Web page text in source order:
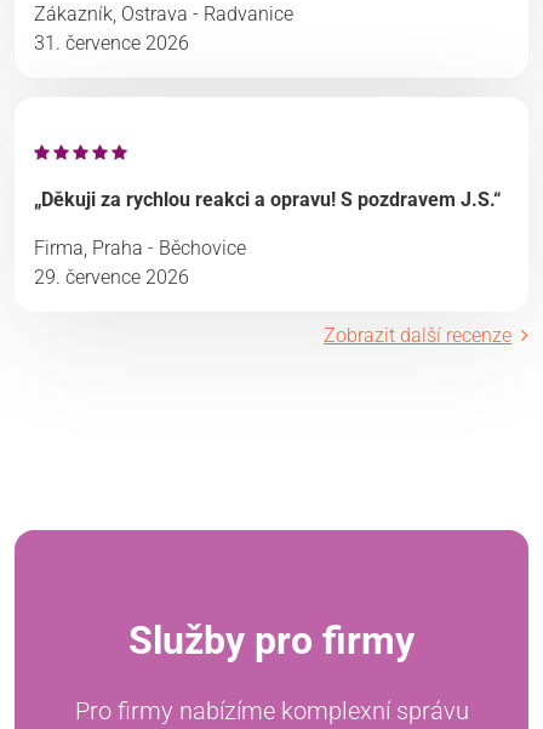
Zákazník, Ostrava - Radvanice
31. července 2026
„Děkuji za rychlou reakci a opravu! S pozdravem J.S.“
Firma, Praha - Běchovice
29. července 2026
Zobrazit další recenze
Služby pro firmy
Pro firmy nabízíme komplexní správu